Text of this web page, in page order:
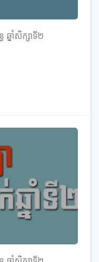
នាំ​សិក្សា​ទី​២